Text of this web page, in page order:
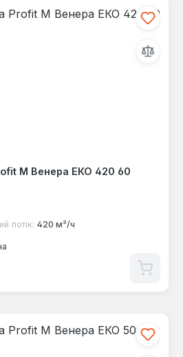
M Венера ЕКО 420 60
потік: 420 м³/ч